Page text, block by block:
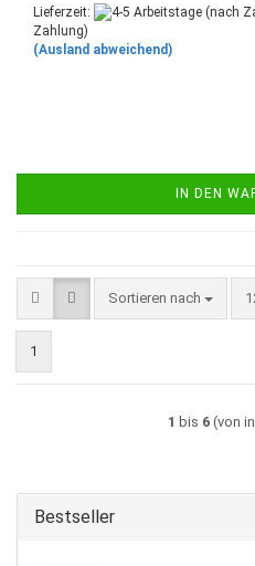
Lieferzeit:
Zahlung)
(Ausland abweichend)
IN DEN
Sortieren nach
Sortieren nach
1
1 bis 6(von
Bestseller